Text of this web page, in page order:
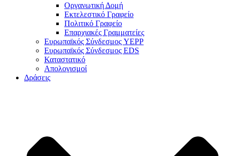
Οργανωτική Δομή
Εκτελεστικό Γραφείο
Πολιτικό Γραφείο
Επαρχιακές Γραμματείες
Ευρωπαϊκός Σύνδεσμος YEPP
Ευρωπαϊκός Σύνδεσμος EDS
Καταστατικό
Απολογισμοί
Δράσεις